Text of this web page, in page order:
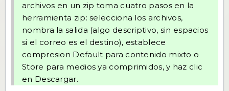
archivos en un zip toma cuatro pasos en la
herramienta zip: selecciona los archivos,
nombra la salida (algo descriptivo, sin espacios
si el correo es el destino), establece
compresion Default para contenido mixto o
Store para medios ya comprimidos, y haz clic
en Descargar.